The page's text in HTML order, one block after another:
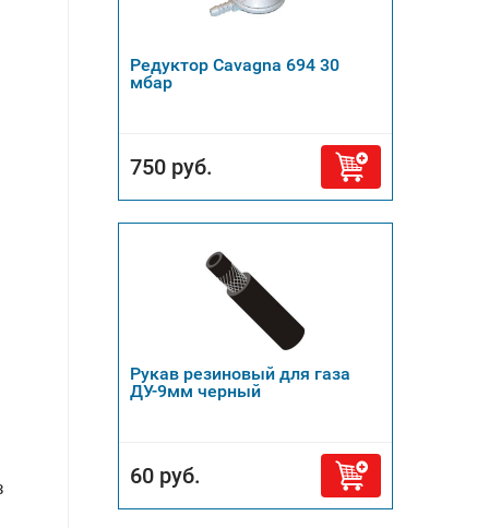
Редуктор Cavagna 694 30
мбар
750 руб.
Рукав резиновый для газа
ДУ-9мм черный
60 руб.